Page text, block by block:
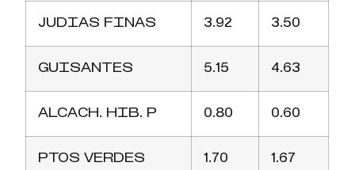
JUDIAS FINAS 3.92 3.50
GUISANTES 5.15 4.63
ALCACH. HIB. P 0.80 0.60
PTOS VERDES
1.70 1.67